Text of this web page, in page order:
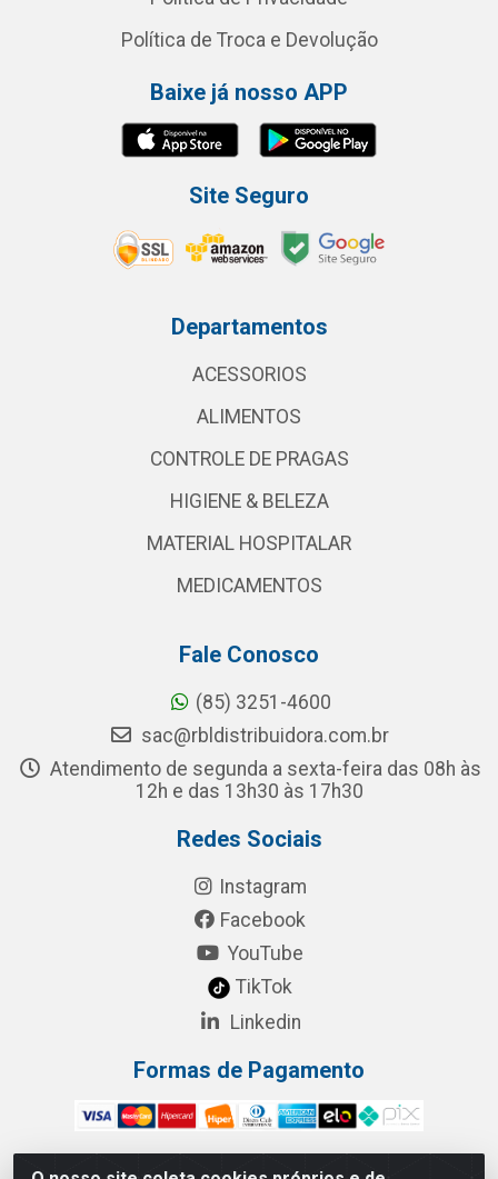
Política de Troca e Devolução
Baixe já nosso APP
Site Seguro
Departamentos
ACESSORIOS
ALIMENTOS
CONTROLE DE PRAGAS
HIGIENE & BELEZA
MATERIAL HOSPITALAR
MEDICAMENTOS
Fale Conosco
(85) 3251-4600
sac@rbldistribuidora.com.br
Atendimento de segunda a sexta-feira das 08h às
12h e das 13h30 às 17h30
Redes Sociais
Instagram
Facebook
YouTube
TikTok
Linkedin
Formas de Pagamento